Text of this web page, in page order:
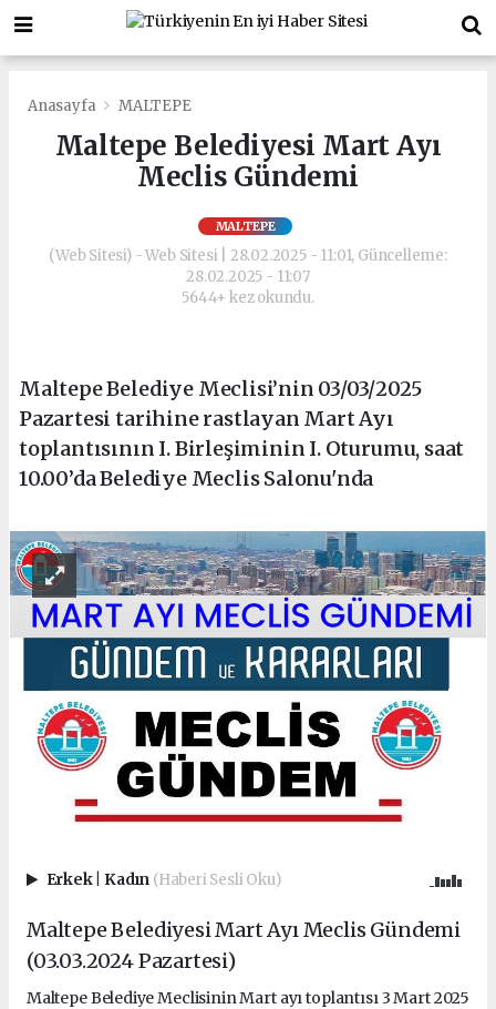
Anasayfa MALTEPE
Maltepe Belediyesi Mart Ayı
Meclis Gündemi
MALTEPE
(Web Sitesi) - Web Sitesi | 28.02.2025 - 11:01, Güncelleme:
28.02.2025 - 11:07
5644+ kez okundu.
Maltepe Belediye Meclisi’nin 03/03/2025
Pazartesi tarihine rastlayan Mart Ayı
toplantısının I. Birleşiminin I. Oturumu, saat
10.00’da Belediye Meclis Salonu'nda
Erkek Kadın (Haberi Sesli Oku)
Maltepe Belediyesi Mart Ayı Meclis Gündemi
(03.03.2024 Pazartesi)
Maltepe Belediye Meclisinin Mart ayı toplantısı 3 Mart 2025